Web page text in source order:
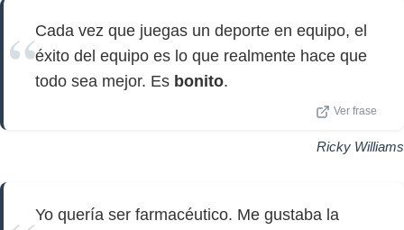
Cada vez que juegas un deporte en equipo, el
éxito del equipo es lo que realmente hace que
todo sea mejor. Es bonito.
Ver frase
Ricky Williams
Yo quería ser farmacéutico. Me gustaba la